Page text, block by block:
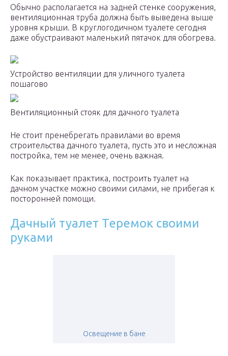
Обычно располагается на задней стенке сооружения,
вентиляционная труба должна быть выведена выше
уровня крыши. В круглогодичном туалете сегодня
даже обустраивают маленький пятачок для обогрева.
Устройство вентиляции для уличного туалета
пошагово
Вентиляционный стояк для дачного туалета
Не стоит пренебрегать правилами во время
строительства дачного туалета, пусть это и несложная
постройка, тем не менее, очень важная.
Как показывает практика, построить туалет на
дачном участке можно своими силами, не прибегая к
посторонней помощи.
Дачный туалет Теремок своими
руками
Освещение в бане